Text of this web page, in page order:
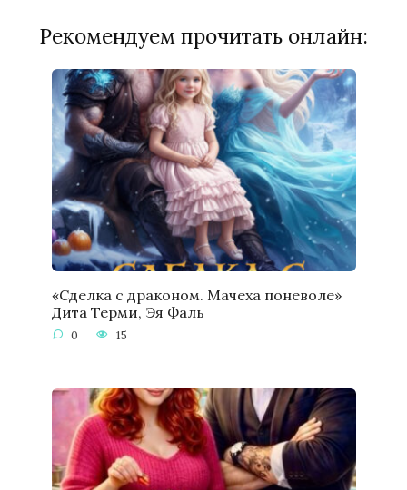
Рекомендуем прочитать онлайн:
«Сделка с драконом. Мачеха поневоле»
Дита Терми, Эя Фаль
0 15